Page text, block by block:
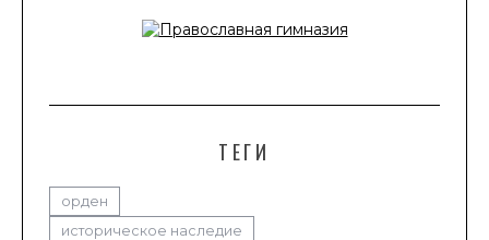
ТЕГИ
орден
историческое наследие